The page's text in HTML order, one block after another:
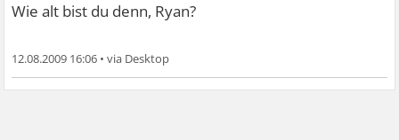
Wie alt bist du denn, Ryan?
12.08.2009 16:06 •